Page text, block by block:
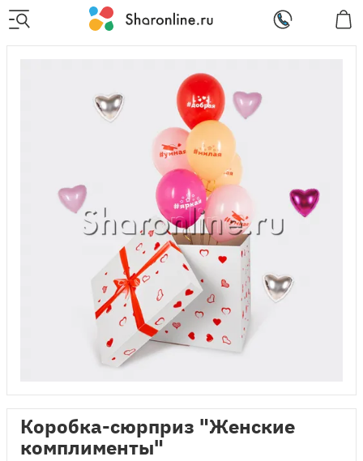
Коробка-сюрприз "Женские
комплименты"